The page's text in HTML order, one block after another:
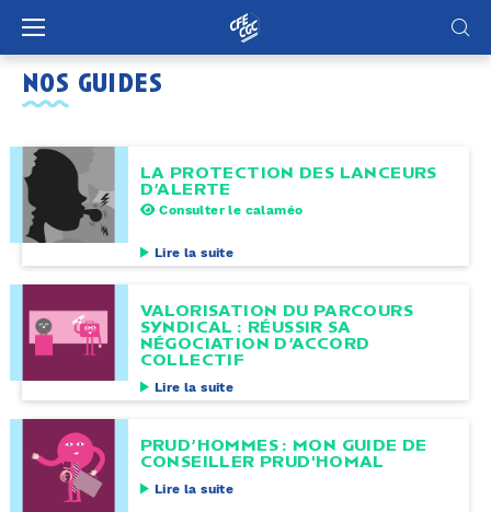
nos guides
LA PROTECTION DES LANCEURS
D’ALERTE
Consulter le calaméo
Lire la suite
VALORISATION DU PARCOURS
SYNDICAL : RÉUSSIR SA
NÉGOCIATION D’ACCORD
COLLECTIF
Lire la suite
PRUD’HOMMES : MON GUIDE DE
CONSEILLER PRUD'HOMAL
Lire la suite
Panneau de gestion des cookies